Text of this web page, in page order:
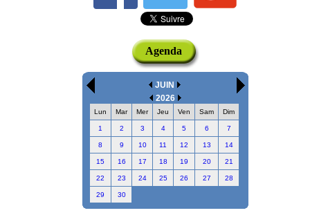
Agenda
JUIN
2026
Lun Mar Mer Jeu Ven Sam Dim
1 2 3 4 5 6 7
8 9 10 11 12 13 14
15 16 17 18 19 20 21
22 23 24 25 26 27 28
29 30